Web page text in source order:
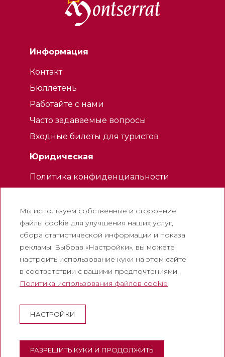
Информация
Контакт
Бюллетень
Работайте с нами
Часто задаваемые вопросы
Входные билеты для туристов
Юридическая
Политика конфиденциальности
Политика использования социальных
сетей
Канал для жалоб
Официальное уведомление
Корпоративный
Аббатство Монтсеррат
Эсколания де Монсеррат
Мы используем собственные и сторонние
файлы cookie для улучшения наших услуг,
сбора статистической информации и показа
рекламы. Выбрав «Настройки», вы можете
настроить использование куки на этом сайте
в соответствии с вашими предпочтениями.
Политика использования файлов cookie
НАСТРОЙКИ
РАЗРЕШИТЬ КУКИ И ПРОДОЛЖИТЬ